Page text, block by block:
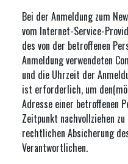
Bei der Anmeldung zum
vom Internet-Service-
des von der betroffenen
Anmeldung verwendeten
und die Uhrzeit der
ist erforderlich, um
Adresse einer betroffenen
Zeitpunkt nachvollziehen
rechtlichen Absicherung
Verantwortlichen.